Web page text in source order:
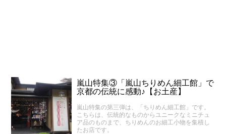
嵐山特集③「嵐山ちりめん細工館」で
京都の伝統に感動♪【お土産】
嵐山特集の第三弾は、「ちりめん細工館」です。
こちらは、伝統的なものからユニークなミニチュ
ア品のものまで、ちりめんのお細工小物を集積し
たお店です。